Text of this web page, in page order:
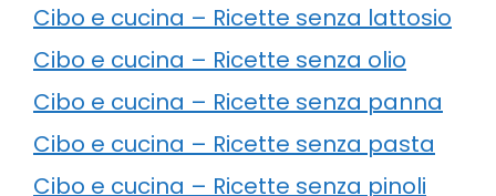
Cibo e cucina – Ricette senza lattosio
Cibo e cucina – Ricette senza olio
Cibo e cucina – Ricette senza panna
Cibo e cucina – Ricette senza pasta
Cibo e cucina – Ricette senza pinoli